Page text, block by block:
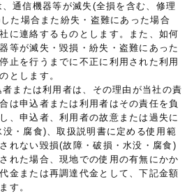
通信機器等が滅失(全損を含む、修理
た場合また紛失・盗難にあった場合
に連絡するものとします。また、如何
等が滅失・毀損・紛失・盗難にあった
止を行うまでに不正に利用された利用
とします。
または利用者は、その理由が当社の責
は申込者または利用者はその責任を負
、申込者、利用者の故意または過失に
・腐食)、取扱説明書に定める使用範
れない毀損(故障・破損・水没・腐食)
れた場合、現地での使用の有無にかか
金または再調達代金として、下記金額
す。